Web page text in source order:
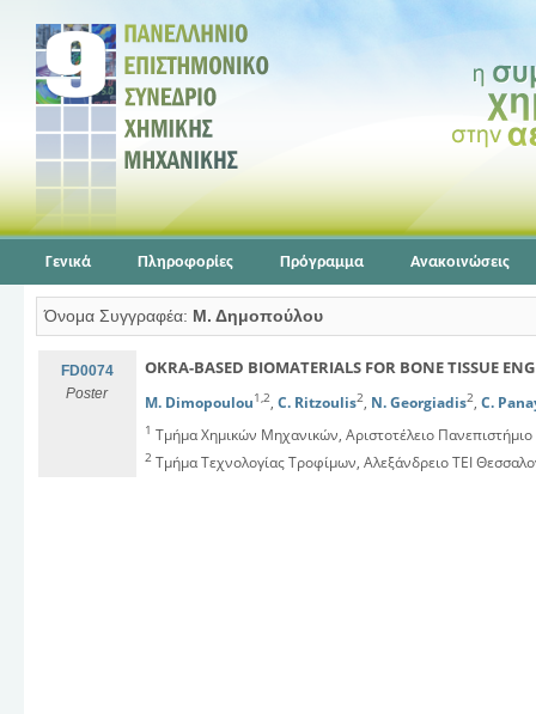
Γενικά Πληροφορίες Πρόγραμμα Ανακοινώσεις
Όνομα Συγγραφέα: Μ. Δημοπούλου
FD0074
Poster
OKRA-BASED BIOMATERIALS FOR BONE TISSUE
M. Dimopoulou1,2, C. Ritzoulis2, N. Georgiadis2, C.
1 Τμήμα Χημικών Μηχανικών, Αριστοτέλειο
2 Τμήμα Τεχνολογίας Τροφίμων, Αλεξάνδρειο ΤΕΙ